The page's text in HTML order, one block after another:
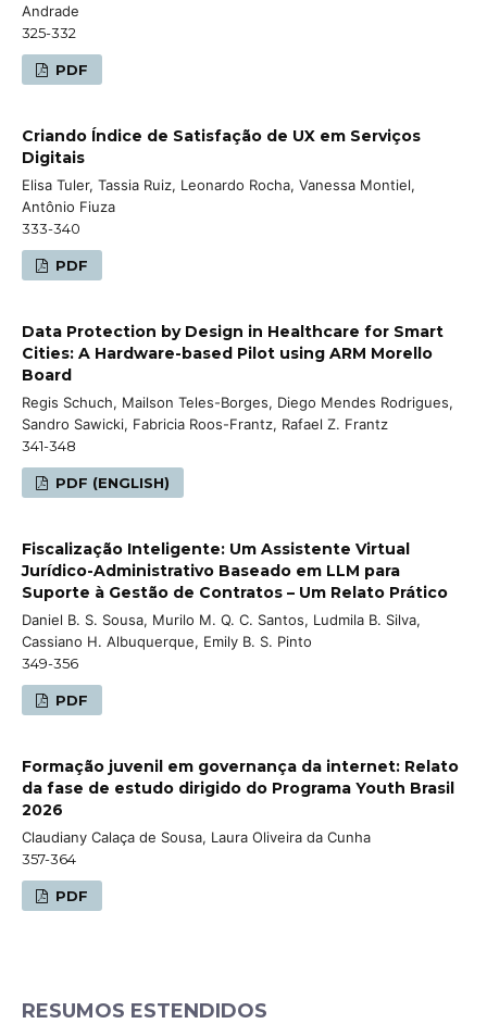
Andrade
325-332
PDF
Criando Índice de Satisfação de UX em Serviços
Digitais
Elisa Tuler, Tassia Ruiz, Leonardo Rocha, Vanessa Montiel,
Antônio Fiuza
333-340
PDF
Data Protection by Design in Healthcare for Smart
Cities: A Hardware-based Pilot using ARM Morello
Board
Regis Schuch, Mailson Teles-Borges, Diego Mendes Rodrigues,
Sandro Sawicki, Fabricia Roos-Frantz, Rafael Z. Frantz
341-348
PDF (ENGLISH)
Fiscalização Inteligente: Um Assistente Virtual
Jurídico-Administrativo Baseado em LLM para
Suporte à Gestão de Contratos – Um Relato Prático
Daniel B. S. Sousa, Murilo M. Q. C. Santos, Ludmila B. Silva,
Cassiano H. Albuquerque, Emily B. S. Pinto
349-356
PDF
Formação juvenil em governança da internet: Relato
da fase de estudo dirigido do Programa Youth Brasil
2026
Claudiany Calaça de Sousa, Laura Oliveira da Cunha
357-364
PDF
RESUMOS ESTENDIDOS